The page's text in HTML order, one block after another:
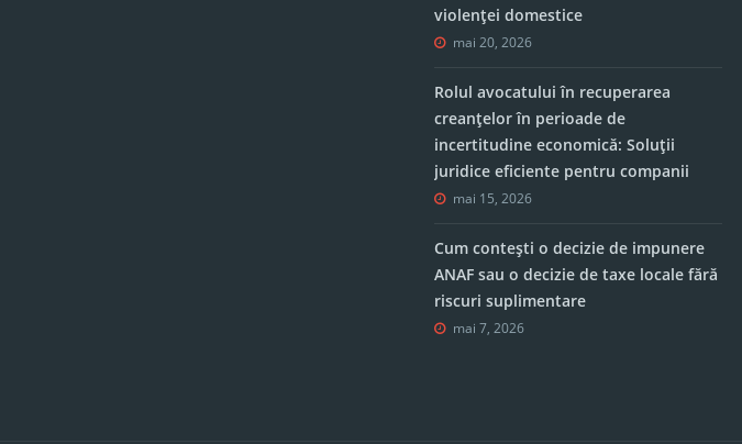
violenței domestice
mai 20, 2026
Rolul avocatului în recuperarea
creanțelor în perioade de
incertitudine economică: Soluții
juridice eficiente pentru companii
mai 15, 2026
Cum contești o decizie de impunere
ANAF sau o decizie de taxe locale fără
riscuri suplimentare
mai 7, 2026